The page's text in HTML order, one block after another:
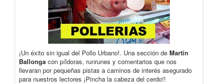
¡Un éxito sin igual del Pollo Urbano!. Una sección de Martín
Ballonga con píldoras, runrunes y comentarios que nos
llevaran por pequeñas pistas a caminos de interés asegurado
para nuestros lectores ¡Pincha la cabeza del cerdo!!